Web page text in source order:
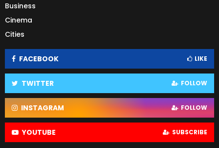
Business
Cinema
Cities
FACEBOOK LIKE
TWITTER FOLLOW
INSTAGRAM FOLLOW
YOUTUBE SUBSCRIBE